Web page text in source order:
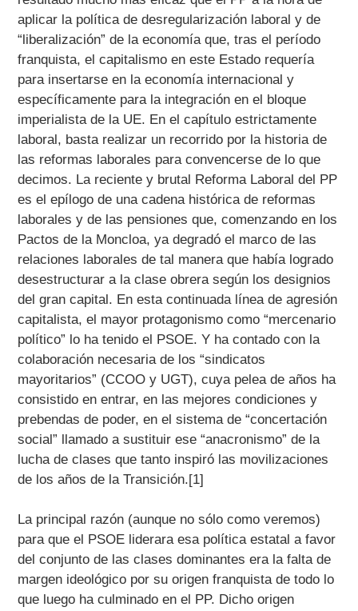
aplicar la política de desregularización laboral y de
“liberalización” de la economía que, tras el período
franquista, el capitalismo en este Estado requería
para insertarse en la economía internacional y
específicamente para la integración en el bloque
imperialista de la UE. En el capítulo estrictamente
laboral, basta realizar un recorrido por la historia de
las reformas laborales para convencerse de lo que
decimos. La reciente y brutal Reforma Laboral del PP
es el epílogo de una cadena histórica de reformas
laborales y de las pensiones que, comenzando en los
Pactos de la Moncloa, ya degradó el marco de las
relaciones laborales de tal manera que había logrado
desestructurar a la clase obrera según los designios
del gran capital. En esta continuada línea de agresión
capitalista, el mayor protagonismo como “mercenario
político” lo ha tenido el PSOE. Y ha contado con la
colaboración necesaria de los “sindicatos
mayoritarios” (CCOO y UGT), cuya pelea de años ha
consistido en entrar, en las mejores condiciones y
prebendas de poder, en el sistema de “concertación
social” llamado a sustituir ese “anacronismo” de la
lucha de clases que tanto inspiró las movilizaciones
de los años de la Transición.[1]
La principal razón (aunque no sólo como veremos)
para que el PSOE liderara esa política estatal a favor
del conjunto de las clases dominantes era la falta de
margen ideológico por su origen franquista de todo lo
que luego ha culminado en el PP. Dicho origen